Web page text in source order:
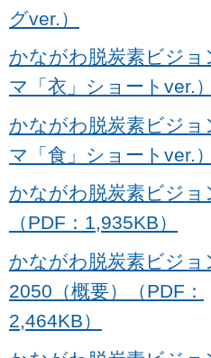
グver.）
かながわ脱炭素ビジ
マ「衣」ショートver.）
かながわ脱炭素ビジ
マ「食」ショートver.）
かながわ脱炭素ビジョ
（PDF：1,935KB）
かながわ脱炭素ビジョ
2050（概要）（PDF：
2,464KB）